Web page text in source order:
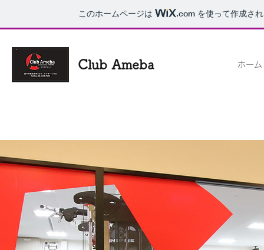
このホームページは .com を使って作成さ
Club Ameba ホーム